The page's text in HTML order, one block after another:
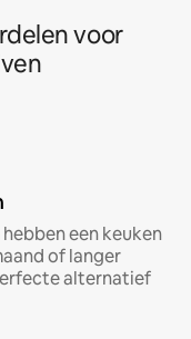
voor
een keuken
of langer
alternatief